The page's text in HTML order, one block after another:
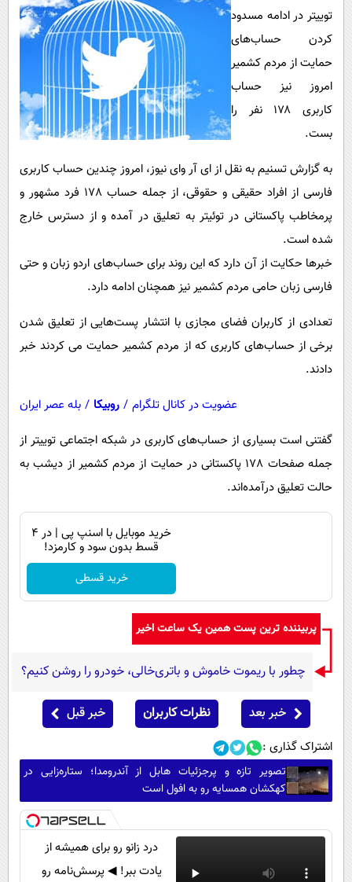
سرگرمی
فناوری
گوناگون
حوادث
بین الملل
حیات وحش
سیاست خارجی
پیامک
روانشناسی
آشپزی
دانلود
توییتر در ادامه مسدود
کردن حساب‌های
حمایت از مردم کشمیر
امروز نیز حساب
کاربری ۱۷۸ نفر را
بست.
به گزارش تسنیم به نقل از ای آر وای نیوز، امروز چندین حساب کاربری
فارسی از افراد حقیقی و حقوقی، از جمله حساب 178 فرد مشهور و
پرمخاطب پاکستانی در توئیتر ⁧به تعلیق در آمده و از دسترس خارج
شده است.
خبر‌ها حکایت از آن دارد که این روند برای حساب‌های اردو زبان و حتی
فارسی زبان حامی مردم کشمیر نیز همچنان ادامه دارد.
تعدادی از کاربران فضای مجازی با انتشار پست‌هایی از تعلیق شدن
برخی از حساب‌های کاربری که از مردم کشمیر حمایت می کردند خبر
دادند.
عضویت در کانال تلگرام / روبیکا / بله عصر ایران
گفتنی است بسیاری از حساب‌های کاربری در شبکه اجتماعی توییتر از
جمله صفحات 178 پاکستانی در حمایت از مردم کشمیر از دیشب به
حالت تعلیق درآمده‌اند.
خرید موبایل با اسنپ پی | در ۴
قسط بدون سود و کارمزد!
خرید قسطی
پربیننده ترین پست همین یک ساعت اخیر
چطور با ریموت خاموش و باتری‌خالی، خودرو را روشن کنیم؟
خبر بعد نظرات کاربران خبر قبل
اشتراک گذاری :
تصویر تازه و پرجزئیات هابل از آندرومدا؛ ستاره‌زایی در
کهکشان همسایه رو به افول است
درد زانو رو برای همیشه از
یادت ببر! ◀ پرسش‌نامه رو